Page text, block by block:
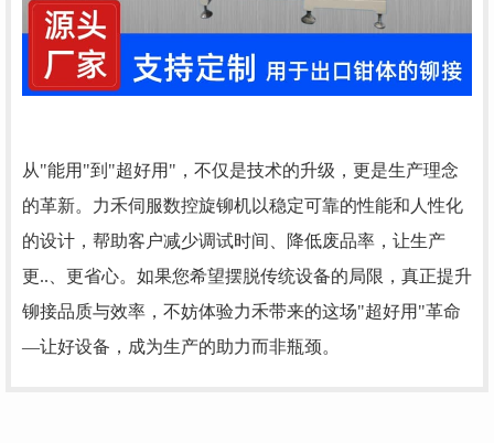
从"能用"到"超好用"，不仅是技术的升级，更是生产理念
的革新。力禾伺服数控旋铆机以稳定可靠的性能和人性化
的设计，帮助客户减少调试时间、降低废品率，让生产
更..、更省心。如果您希望摆脱传统设备的局限，真正提升
铆接品质与效率，不妨体验力禾带来的这场"超好用"革命
—让好设备，成为生产的助力而非瓶颈。